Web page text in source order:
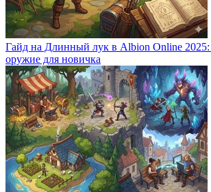
Гайд на Длинный лук в Albion Online 2025:
оружие для новичка